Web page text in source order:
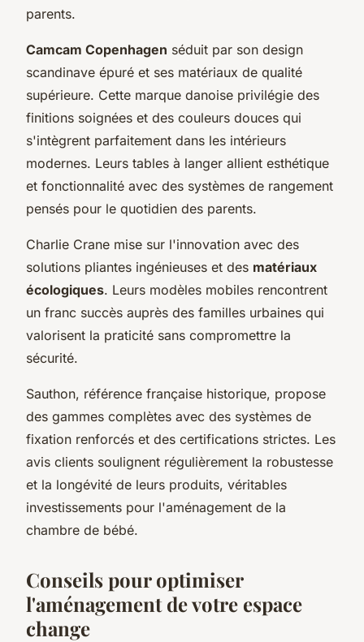
parents.
Camcam Copenhagen séduit par son design
scandinave épuré et ses matériaux de qualité
supérieure. Cette marque danoise privilégie des
finitions soignées et des couleurs douces qui
s'intègrent parfaitement dans les intérieurs
modernes. Leurs tables à langer allient esthétique
et fonctionnalité avec des systèmes de rangement
pensés pour le quotidien des parents.
Charlie Crane mise sur l'innovation avec des
solutions pliantes ingénieuses et des matériaux
écologiques. Leurs modèles mobiles rencontrent
un franc succès auprès des familles urbaines qui
valorisent la praticité sans compromettre la
sécurité.
Sauthon, référence française historique, propose
des gammes complètes avec des systèmes de
fixation renforcés et des certifications strictes. Les
avis clients soulignent régulièrement la robustesse
et la longévité de leurs produits, véritables
investissements pour l'aménagement de la
chambre de bébé.
Conseils pour optimiser
l'aménagement de votre espace
change